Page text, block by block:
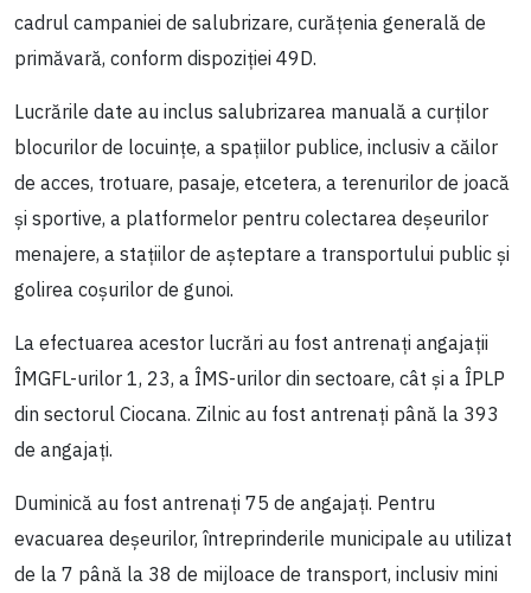
cadrul campaniei de salubrizare, curățenia generală de
primăvară, conform dispoziției 49D.
Lucrările date au inclus salubrizarea manuală a curților
blocurilor de locuințe, a spațiilor publice, inclusiv a căilor
de acces, trotuare, pasaje, etcetera, a terenurilor de joacă
și sportive, a platformelor pentru colectarea deșeurilor
menajere, a stațiilor de așteptare a transportului public și
golirea coșurilor de gunoi.
La efectuarea acestor lucrări au fost antrenați angajații
ÎMGFL-urilor 1, 23, a ÎMS-urilor din sectoare, cât și a ÎPLP
din sectorul Ciocana. Zilnic au fost antrenați până la 393
de angajați.
Duminică au fost antrenați 75 de angajați. Pentru
evacuarea deșeurilor, întreprinderile municipale au utilizat
de la 7 până la 38 de mijloace de transport, inclusiv mini